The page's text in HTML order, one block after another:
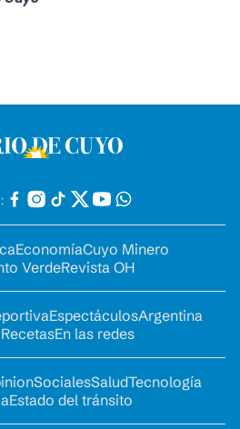
EconomíaCuyo Minero
VerdeRevista OH
EspectáculosArgentina
RecetasEn las redes
SocialesSaludTecnología
Estado del tránsito